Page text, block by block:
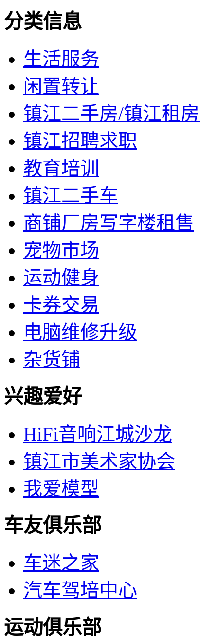
分类信息
生活服务
闲置转让
镇江二手房/镇江租房
镇江招聘求职
教育培训
镇江二手车
商铺厂房写字楼租售
宠物市场
运动健身
卡券交易
电脑维修升级
杂货铺
兴趣爱好
HiFi音响江城沙龙
镇江市美术家协会
我爱模型
车友俱乐部
车迷之家
汽车驾培中心
运动俱乐部